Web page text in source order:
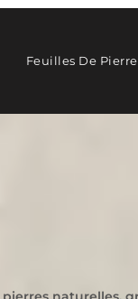
Feuilles De